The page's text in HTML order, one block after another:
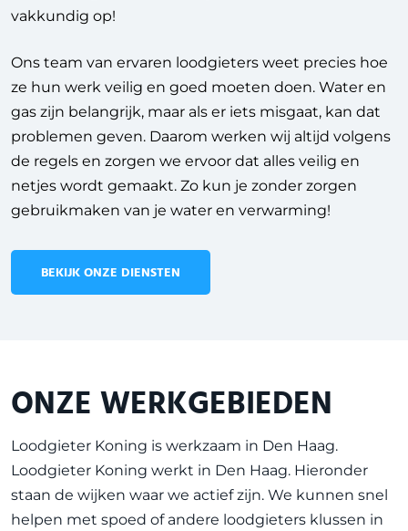
vakkundig op!
Ons team van ervaren loodgieters weet precies hoe
ze hun werk veilig en goed moeten doen. Water en
gas zijn belangrijk, maar als er iets misgaat, kan dat
problemen geven. Daarom werken wij altijd volgens
de regels en zorgen we ervoor dat alles veilig en
netjes wordt gemaakt. Zo kun je zonder zorgen
gebruikmaken van je water en verwarming!
BEKIJK ONZE DIENSTEN
ONZE WERKGEBIEDEN
Loodgieter Koning is werkzaam in Den Haag.
Loodgieter Koning werkt in Den Haag. Hieronder
staan de wijken waar we actief zijn. We kunnen snel
helpen met spoed of andere loodgieters klussen in